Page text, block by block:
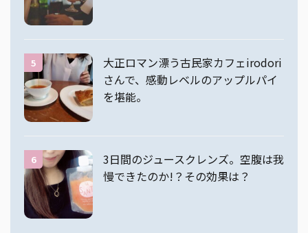
5
大正ロマン漂う古民家カフェirodori
さんで、感動レベルのアップルパイ
を堪能。
6
3日間のジュースクレンズ。空腹は我
慢できたのか!？その効果は？